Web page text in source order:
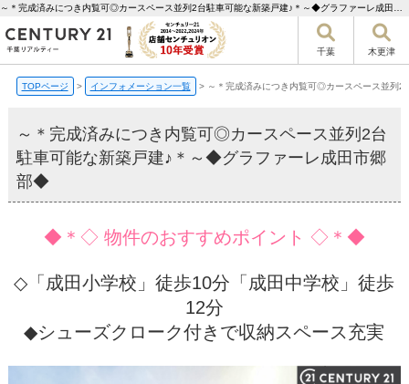
千葉 木更津
TOPページ > インフォメーション一覧 > ～＊完成済みにつき内覧可◎カースペース並列
～＊完成済みにつき内覧可◎カースペース並列2台
駐車可能な新築戸建♪＊～◆グラファーレ成田市郷
部◆
◆＊◇ 物件のおすすめポイント ◇＊◆
◇「成田小学校」徒歩10分「成田中学校」徒歩
12分
◆シューズクローク付きで収納スペース充実